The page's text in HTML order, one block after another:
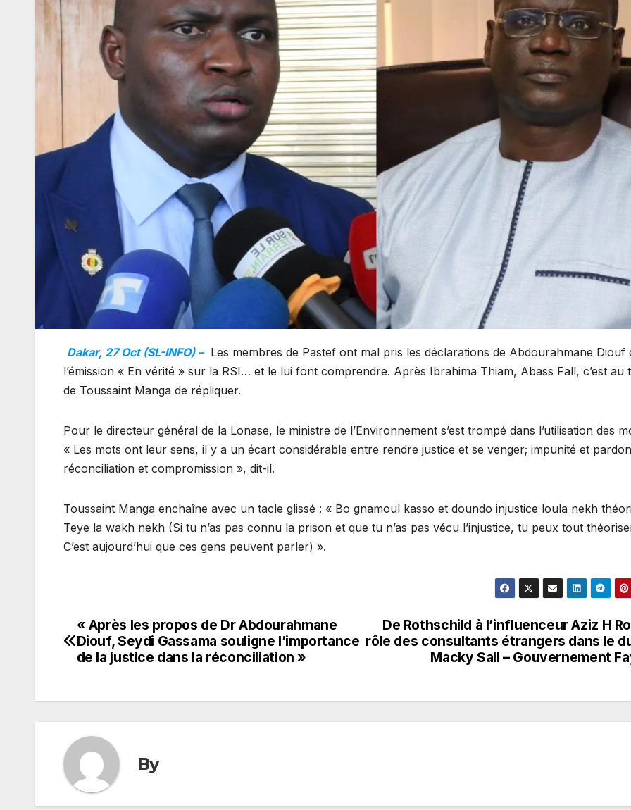
Dakar, 27 Oct (SL-INFO) – Les membres de Pastef ont mal pris les déclarations de Abdourahmane Diouf
l’émission « En vérité » sur la RSI… et le lui font comprendre. Après Ibrahima Thiam, Abass Fall, c’est au
de Toussaint Manga de répliquer.
Pour le directeur général de la Lonase, le ministre de l’Environnement s’est trompé dans l’utilisation des
« Les mots ont leur sens, il y a un écart considérable entre rendre justice et se venger; impunité et
réconciliation et compromission », dit-il.
Toussaint Manga enchaîne avec un tacle glissé : « Bo gnamoul kasso et doundo injustice loula nekh
Teye la wakh nekh (Si tu n’as pas connu la prison et que tu n’as pas vécu l’injustice, tu peux tout
C’est aujourd’hui que ces gens peuvent parler) ».
Navigation
de
De Rothschild à l’influenceur Aziz H
rôle des consultants étrangers dans le
Macky Sall – Gouvernement
« Après les propos de Dr Abdourahmane
Diouf, Seydi Gassama souligne l’importance
de la justice dans la réconciliation »
By